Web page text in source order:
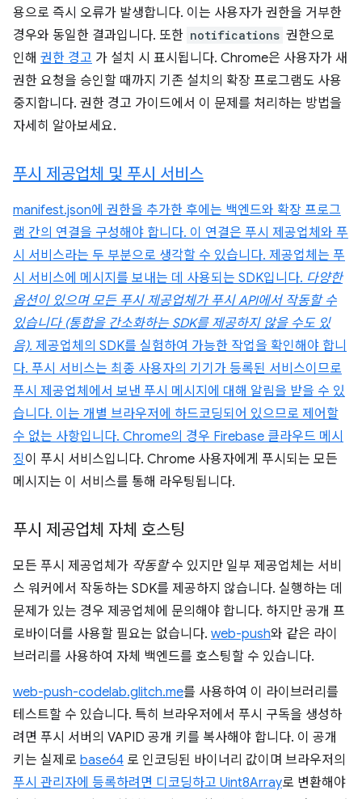
용으로 즉시 오류가 발생합니다. 이는 사용자가 권한을 거부한
경우와 동일한 결과입니다. 또한 notifications 권한으로
인해 권한 경고 가 설치 시 표시됩니다. Chrome은 사용자가 새
권한 요청을 승인할 때까지 기존 설치의 확장 프로그램도 사용
중지합니다. 권한 경고 가이드에서 이 문제를 처리하는 방법을
자세히 알아보세요.
푸시 제공업체 및 푸시 서비스
manifest.json에 권한을 추가한 후에는 백엔드와 확장 프로그
램 간의 연결을 구성해야 합니다. 이 연결은 푸시 제공업체와 푸
시 서비스라는 두 부분으로 생각할 수 있습니다. 제공업체는 푸
시 서비스에 메시지를 보내는 데 사용되는 SDK입니다. 다양한
옵션이 있으며 모든 푸시 제공업체가 푸시 API에서 작동할 수
있습니다 (통합을 간소화하는 SDK를 제공하지 않을 수도 있
음). 제공업체의 SDK를 실험하여 가능한 작업을 확인해야 합니
다. 푸시 서비스는 최종 사용자의 기기가 등록된 서비스이므로
푸시 제공업체에서 보낸 푸시 메시지에 대해 알림을 받을 수 있
습니다. 이는 개별 브라우저에 하드코딩되어 있으므로 제어할
수 없는 사항입니다. Chrome의 경우 Firebase 클라우드 메시
징이 푸시 서비스입니다. Chrome 사용자에게 푸시되는 모든
메시지는 이 서비스를 통해 라우팅됩니다.
푸시 제공업체 자체 호스팅
모든 푸시 제공업체가 작동할수 있지만 일부 제공업체는 서비
스 워커에서 작동하는 SDK를 제공하지 않습니다. 실행하는 데
문제가 있는 경우 제공업체에 문의해야 합니다. 하지만 공개 프
로바이더를 사용할 필요는 없습니다. web-push와 같은 라이
브러리를 사용하여 자체 백엔드를 호스팅할 수 있습니다.
web-push-codelab.glitch.me를 사용하여 이 라이브러리를
테스트할 수 있습니다. 특히 브라우저에서 푸시 구독을 생성하
려면 푸시 서버의 VAPID 공개 키를 복사해야 합니다. 이 공개
키는 실제로 base64 로 인코딩된 바이너리 값이며 브라우저의
푸시 관리자에 등록하려면 디코딩하고 Uint8Array로 변환해야